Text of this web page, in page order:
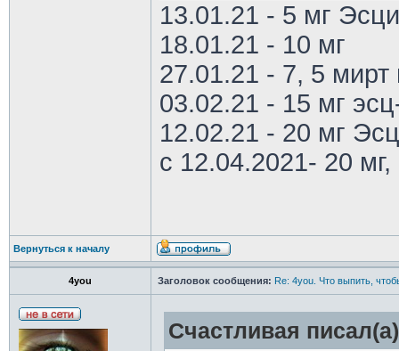
13.01.21 - 5 мг
18.01.21 - 10 мг
27.01.21 - 7, 5 мирт
03.02.21 - 15 мг
12.02.21 - 20 мг
с 12.04.2021- 20 мг,
Вернуться к началу
4you Заголовок сообщения: Re: 4you. Что выпить,
Счастливая